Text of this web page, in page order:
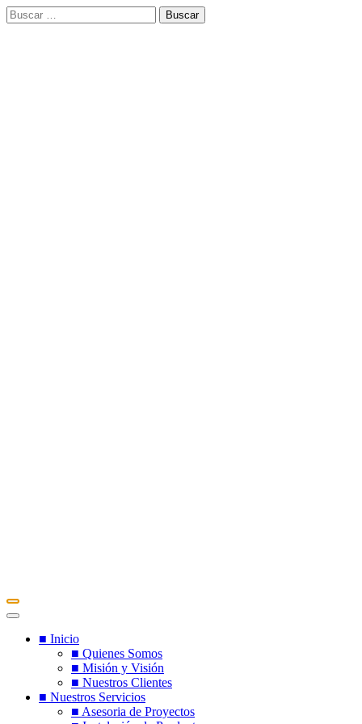
■ Inicio
■ Quienes Somos
■ Misión y Visión
■ Nuestros Clientes
■ Nuestros Servicios
■ Asesoria de Proyectos